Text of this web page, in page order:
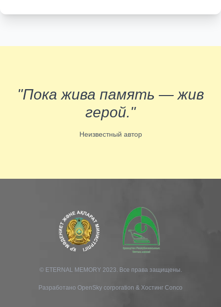
"Пока жива память — жив
герой."
Неизвестный автор
© ETERNAL MEMORY 2023. Все права защищены.
Разработано OpenSky corporation & Хостинг Conco